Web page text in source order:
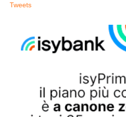
Tweets